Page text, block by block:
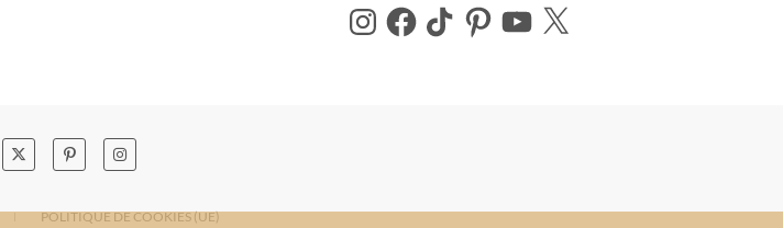
InstagramFacebook
TikTok PinterestYouTube
X
POLITIQUE DE COOKIES (UE)